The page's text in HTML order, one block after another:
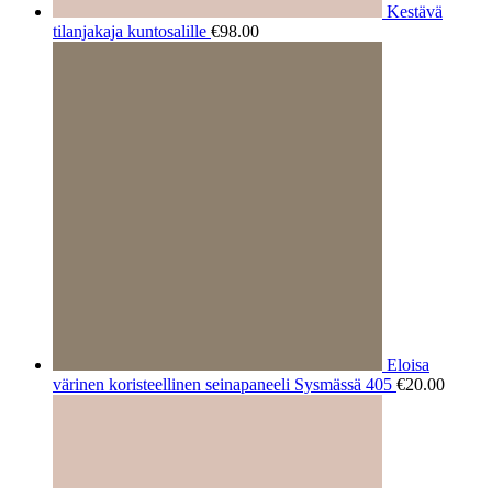
Kestävä
tilanjakaja kuntosalille €98.00
Eloisa
värinen koristeellinen seinapaneeli Sysmässä 405 €20.00